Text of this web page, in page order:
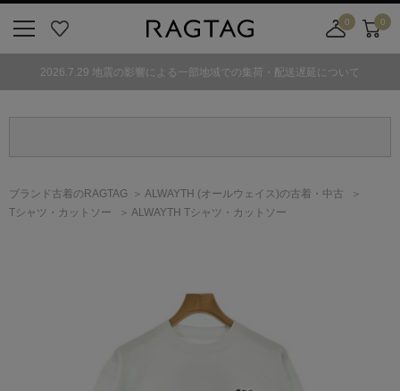
気
0
舗
カ
ト
0
2026.7.29 地震の影響による一部地域での集荷・配送遅延について
ブランド古着のRAGTAG ALWAYTH (オールウェイス)の古着・中古
Tシャツ・カットソー
ALWAYTH Tシャツ・カットソー